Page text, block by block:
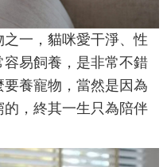
一，貓咪愛干淨、性
易飼養，是非常不錯
養寵物，當然是因為
，終其一生只為陪伴